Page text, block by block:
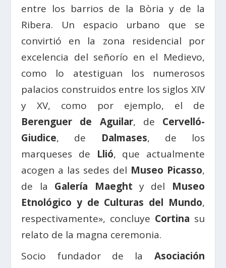
entre los barrios de la Bòria y de la
Ribera. Un espacio urbano que se
convirtió en la zona residencial por
excelencia del señorío en el Medievo,
como lo atestiguan los numerosos
palacios construidos entre los siglos XIV
y XV, como por ejemplo, el de
Berenguer de Aguilar, de Cervelló-
Giudice, de Dalmases, de los
marqueses de Llió, que actualmente
acogen a las sedes del Museo Picasso,
de la Galería Maeght y del Museo
Etnológico y de Culturas del Mundo,
respectivamente», concluye Cortina su
relato de la magna ceremonia.
Socio fundador de la Asociación